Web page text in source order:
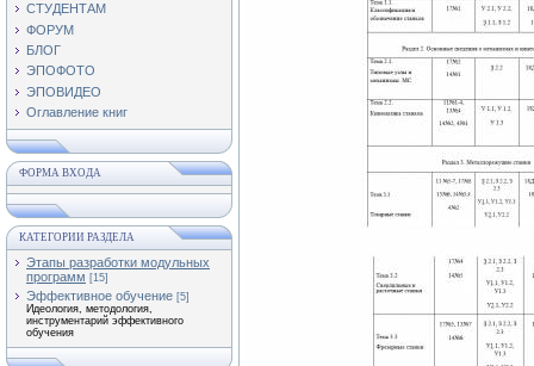
СТУДЕНТАМ
ФОРУМ
БЛОГ
ЭПОФОТО
ЭПОВИДЕО
Оглавление книг
ФОРМА ВХОДА
КАТЕГОРИИ РАЗДЕЛА
Этапы разработки модульных
программ [15]
Эффективное обучение [5]
Идеология, методология,
инструментарий эффективного
обучения